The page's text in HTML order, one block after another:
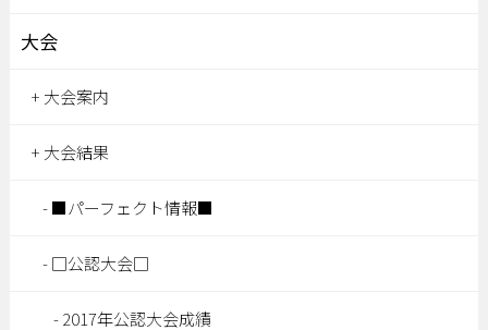
大会
大会案内
大会結果
■パーフェクト情報■
□公認大会□
2017年公認大会成績